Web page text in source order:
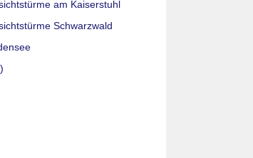
am Kaiserstuhl
Schwarzwald